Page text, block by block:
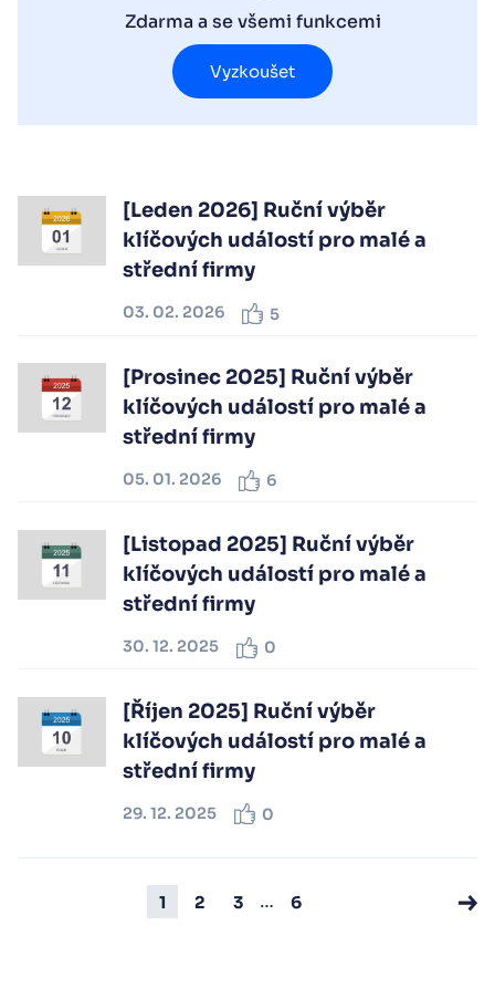
Zdarma a se všemi funkcemi
Vyzkoušet
[Leden 2026] Ruční výběr
klíčových událostí pro malé a
střední firmy
03. 02. 2026 5
[Prosinec 2025] Ruční výběr
klíčových událostí pro malé a
střední firmy
05. 01. 2026 6
[Listopad 2025] Ruční výběr
klíčových událostí pro malé a
střední firmy
30. 12. 2025 0
[Říjen 2025] Ruční výběr
klíčových událostí pro malé a
střední firmy
29. 12. 2025 0
1 2 3 … 6